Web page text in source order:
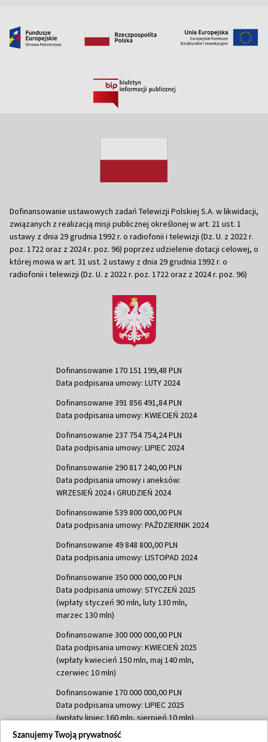
Dofinansowanie ustawowych zadań Telewizji Polskiej S.A. w likwidacji,
związanych z realizacją misji publicznej określonej w art. 21 ust. 1
ustawy z dnia 29 grudnia 1992 r. o radiofonii i telewizji (Dz. U. z 2022 r.
poz. 1722 oraz z 2024 r. poz. 96) poprzez udzielenie dotacji celowej, o
której mowa w art. 31 ust. 2 ustawy z dnia 29 grudnia 1992 r. o
radiofonii i telewizji (Dz. U. z 2022 r. poz. 1722 oraz z 2024 r. poz. 96)
Dofinansowanie 170 151 199,48 PLN
Data podpisania umowy: LUTY 2024
Dofinansowanie 391 856 491,84 PLN
Data podpisania umowy: KWIECIEŃ 2024
Dofinansowanie 237 754 754,24 PLN
Data podpisania umowy: LIPIEC 2024
Dofinansowanie 290 817 240,00 PLN
Data podpisania umowy i aneksów:
WRZESIEŃ 2024 i GRUDZIEŃ 2024
Dofinansowanie 539 800 000,00 PLN
Data podpisania umowy: PAŹDZIERNIK 2024
Dofinansowanie 49 848 800,00 PLN
Data podpisania umowy: LISTOPAD 2024
Dofinansowanie 350 000 000,00 PLN
Data podpisania umowy: STYCZEŃ 2025
(wpłaty styczeń 90 mln, luty 130 mln,
marzec 130 mln)
Dofinansowanie 300 000 000,00 PLN
Data podpisania umowy: KWIECIEŃ 2025
(wpłaty kwiecień 150 mln, maj 140 mln,
czerwiec 10 mln)
Dofinansowanie 170 000 000,00 PLN
Data podpisania umowy: LIPIEC 2025
(wpłaty lipiec 160 mln, sierpień 10 mln)
Dofinansowanie 60 000 000,00 PLN
Szanujemy Twoją prywatność